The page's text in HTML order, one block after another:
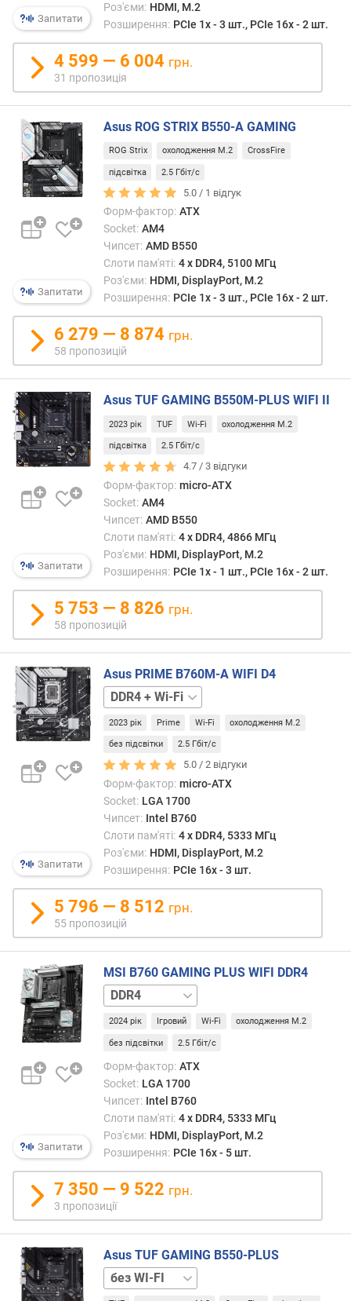
є
в
і
г
а
м
и
з
а
д
а
д
о
д
а
в
а
н
н
я
з
к
і
к
і
с
т
ю
п
о
п
о
з
и
ц
і
а
з
ж
и
в
л
е
н
н
я
д
у
к
н
а
п
л
а
т
а
в
Запитати
Роз'єми: HDMI, M.2
Розширення: PCIe 1x - 3 шт., PCIe 16x - 2 шт.
4 599 — 6 004 грн.
31 пропозиція
Запитати
Asus ROG STRIX B550-A GAMING
ROG Strix охолодження M.2 CrossFire
підсвітка 2.5 Гбіт/с
5.0 / 1 відгук
Форм-фактор: ATX
Socket: AM4
Чипсет: AMD B550
Слоти пам'яті: 4 х DDR4, 5100 МГц
Роз'єми: HDMI, DisplayPort, M.2
Розширення: PCIe 1x - 3 шт., PCIe 16x - 2 шт.
6 279 — 8 874 грн.
58 пропозицій
Запитати
Asus TUF GAMING B550M-PLUS WIFI II
2023 рік TUF Wi-Fi охолодження M.2
підсвітка 2.5 Гбіт/с
4.7 /3 відгуки
Форм-фактор: micro-ATX
Socket: AM4
Чипсет: AMD B550
Слоти пам'яті: 4 х DDR4, 4866 МГц
Роз'єми: HDMI, DisplayPort, M.2
Розширення: PCIe 1x - 1 шт., PCIe 16x - 2 шт.
5 753 — 8 826 грн.
58 пропозицій
Запитати
Asus PRIME B760M-A WIFI D4
DDR4DDR5
+
Wi-
Fi
2023 рік Prime Wi-Fi охолодження M.2
без підсвітки 2.5 Гбіт/с
5.0 /2 відгуки
Форм-фактор: micro-ATX
Socket: LGA 1700
Чипсет: Intel B760
Слоти пам'яті: 4 х DDR4, 5333 МГц
Роз'єми: HDMI, DisplayPort, M.2
Розширення: PCIe 16x - 3 шт.
5 796 — 8 512 грн.
55 пропозицій
Запитати
MSI B760 GAMING PLUS WIFI DDR4
DDR5
2024 рік Ігровий Wi-Fi охолодження M.2
без підсвітки 2.5 Гбіт/с
Форм-фактор: ATX
Socket: LGA 1700
Чипсет: Intel B760
Слоти пам'яті: 4 х DDR4, 5333 МГц
Роз'єми: HDMI, DisplayPort, M.2
Розширення: PCIe 16x - 5 шт.
7 350 — 9 522 грн.
3 пропозиції
Asus TUF GAMING B550-PLUS
WI-
FI